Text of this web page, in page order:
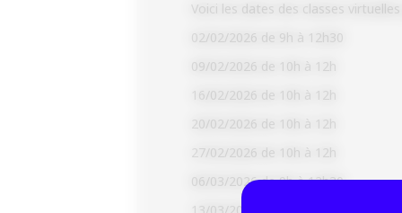
Voici les dates des classes
02/02/2026 de 9h à 12h30
09/02/2026 de 10h à 12h
16/02/2026 de 10h à 12h
20/02/2026 de 10h à 12h
27/02/2026 de 10h à 12h
06/03/2026 de 9h à 12h30